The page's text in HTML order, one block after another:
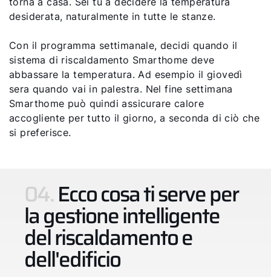
desiderata, naturalmente in tutte le stanze.
Con il programma settimanale, decidi quando il
sistema di riscaldamento Smarthome deve
abbassare la temperatura. Ad esempio il giovedì
sera quando vai in palestra. Nel fine settimana
Smarthome può quindi assicurare calore
accogliente per tutto il giorno, a seconda di ciò che
si preferisce.
04.Ecco cosa ti serve per
la gestione intelligente
del riscaldamento e
dell'edificio